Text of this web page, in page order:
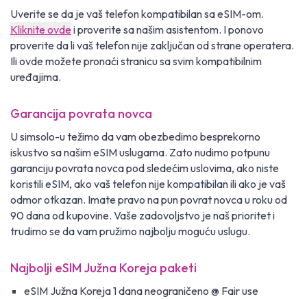
Uverite se da je vaš telefon kompatibilan sa eSIM-om.
Kliknite ovde i proverite sa našim asistentom. I ponovo
proverite da li vaš telefon nije zaključan od strane operatera.
Ili ovde možete pronaći stranicu sa svim kompatibilnim
uređajima.
Garancija povrata novca
U simsolo-u težimo da vam obezbedimo besprekorno
iskustvo sa našim eSIM uslugama. Zato nudimo potpunu
garanciju povrata novca pod sledećim uslovima, ako niste
koristili eSIM, ako vaš telefon nije kompatibilan ili ako je vaš
odmor otkazan. Imate pravo na pun povrat novca u roku od
90 dana od kupovine. Vaše zadovoljstvo je naš prioritet i
trudimo se da vam pružimo najbolju moguću uslugu.
Najbolji eSIM Južna Koreja paketi
eSIM Južna Koreja 1 dana neograničeno @ Fair use